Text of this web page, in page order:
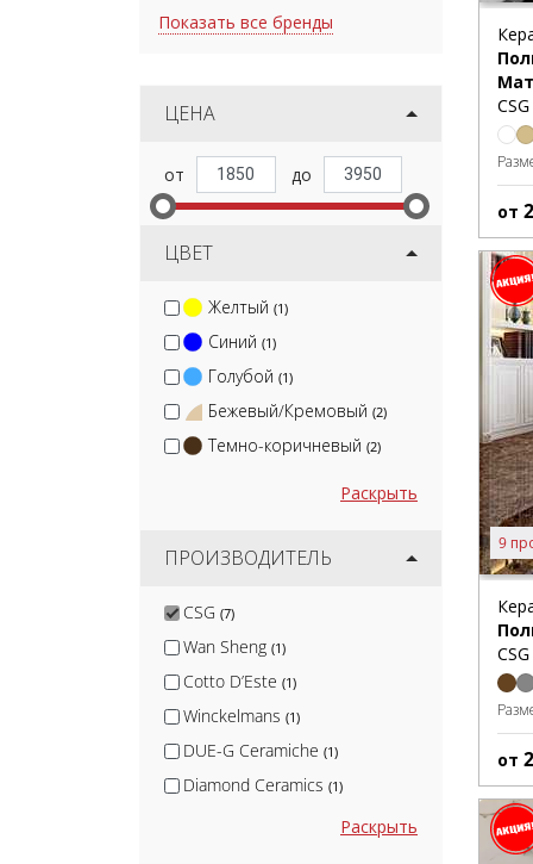
Показать все бренды
ЦЕНА
ЦВЕТ
Желтый (1)
Синий (1)
Голубой (1)
Бежевый/Кремовый (2)
Темно-коричневый (2)
Раскрыть
ПРОИЗВОДИТЕЛЬ
CSG (7)
Wan Sheng (1)
Cotto D’Este (1)
Winckelmans (1)
DUE-G Ceramiche (1)
Diamond Ceramics (1)
Раскрыть
от
9
от